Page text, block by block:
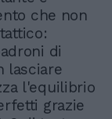
che non
di
lasciare
l'equilibrio
grazie